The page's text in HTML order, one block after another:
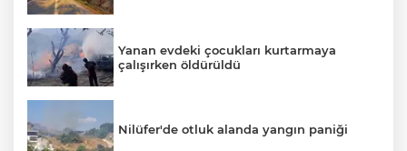
Yanan evdeki çocukları kurtarmaya
çalışırken öldürüldü
Nilüfer'de otluk alanda yangın paniği